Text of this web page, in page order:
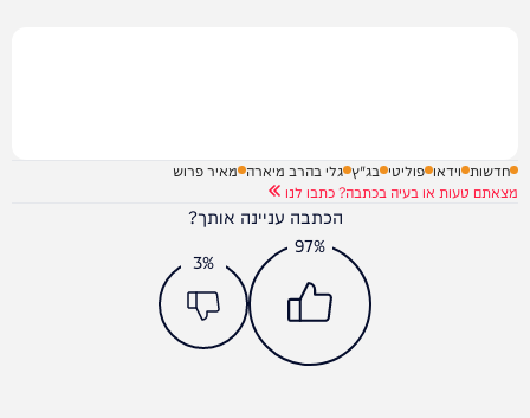
חדשות וידאו פוליטי בג"ץ גלי בהרב מיארה מאיר פרוש
מצאתם טעות או בעיה בכתבה? כתבו לנו
הכתבה עניינה אותך?
97%
3%